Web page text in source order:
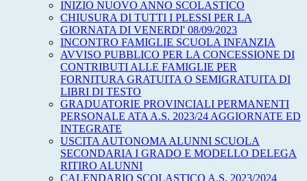
INIZIO NUOVO ANNO SCOLASTICO
CHIUSURA DI TUTTI I PLESSI PER LA
GIORNATA DI VENERDI' 08/09/2023
INCONTRO FAMIGLIE SCUOLA INFANZIA
AVVISO PUBBLICO PER LA CONCESSIONE DI
CONTRIBUTI ALLE FAMIGLIE PER
FORNITURA GRATUITA O SEMIGRATUITA DI
LIBRI DI TESTO
GRADUATORIE PROVINCIALI PERMANENTI
PERSONALE ATA A.S. 2023/24 AGGIORNATE ED
INTEGRATE
USCITA AUTONOMA ALUNNI SCUOLA
SECONDARIA I GRADO E MODELLO DELEGA
RITIRO ALUNNI
CALENDARIO SCOLASTICO A.S. 2023/2024